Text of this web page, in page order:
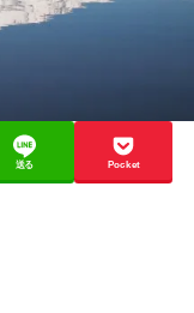
送る Pocket